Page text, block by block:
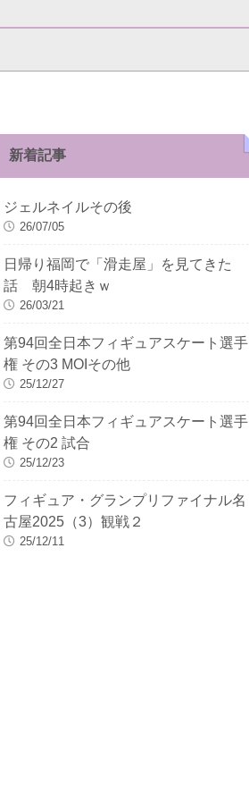
新着記事
ジェルネイルその後
26/07/05
日帰り福岡で「滑走屋」を見てきた
話 朝4時起きｗ
26/03/21
第94回全日本フィギュアスケート選手
権 その3 MOIその他
25/12/27
第94回全日本フィギュアスケート選手
権 その2 試合
25/12/23
フィギュア・グランプリファイナル名
古屋2025（3）観戦２
25/12/11